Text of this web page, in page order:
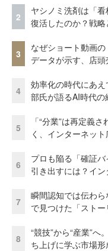
2
ヤシノミ洗剤は「
復活したのか？戦略
3
なぜショート動画
データが示す、店
4
効率化の時代にあ
部氏が語るAI時代
5
「“分業”は再定義
く、インターネッ
6
プロも陥る「確証
引き出すには？イ
7
瞬間認知では伝わ
で見つけた「ストー
8
“競技”から“産業”
ち上げに学ぶ市場